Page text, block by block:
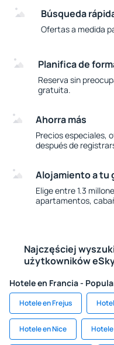
Búsqueda
Ofertas a medida
Planifica de
Reserva sin
gratuita.
Ahorra más
Precios especiales,
después de
Alojamiento a tu
Elige entre 1.3
apartamentos,
Najczęściej
użytkowników
Hotele en Francia -
Hotele en Frejus
Hotele en Nice Hotele